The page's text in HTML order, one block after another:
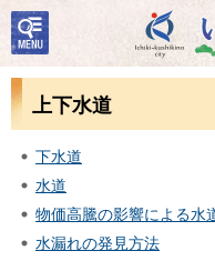
検
索・
共通
ュー上下水道
下水道
水道
物価高騰の影響による水
水漏れの発見方法